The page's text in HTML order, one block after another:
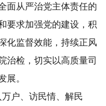
面从严治党主体责任的
要求加强党的建设，积
化监督效能，持续正风
治检，切实以高质量司
展。
户、访民情、解民